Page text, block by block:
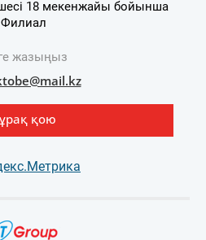
18 мекенжайы бойынша
Филиал
жазыңыз
қою